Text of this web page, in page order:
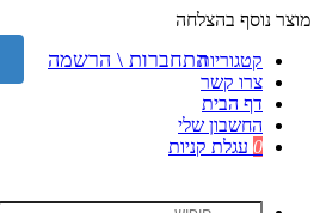
מוצר נוסף בהצלחה
קטגוריות
צרו קשר
דף הבית
החשבון שלי
0 עגלת קניות
התחברות \ הרשמה